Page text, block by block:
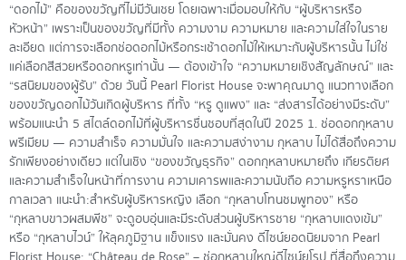
“ดอกไม้” คือของขวัญที่ไม่มีวันเชย โดยเฉพาะเมื่อมอบให้กับ “ผู้บริหารหรือ
หัวหน้า” เพราะเป็นของขวัญที่มีทั้ง ความงาม ความหมาย และความใส่ใจในราย
ละเอียด แต่การจะเลือกช่อดอกไม้หรือกระเช้าดอกไม้ให้เหมาะกับผู้บริหารนั้น ไม่ใช่
แค่เลือกสีสวยหรือดอกหรูเท่านั้น — ต้องเข้าใจ “ความหมายเชิงสัญลักษณ์” และ
“รสนิยมของผู้รับ” ด้วย วันนี้ Pearl Florist House จะพาคุณมาดู แนวทางเลือก
ของขวัญดอกไม้วันเกิดผู้บริหาร ที่ทั้ง “หรู ดูแพง” และ “ส่งสารได้อย่างมีระดับ”
พร้อมแนะนำ 5 สไตล์ดอกไม้ที่ผู้บริหารชื่นชอบที่สุดในปี 2025 1. ช่อดอกกุหลาบ
พรีเมียม — ความสำเร็จ ความมั่นใจ และความสง่างาม กุหลาบ ไม่ได้สื่อถึงความ
รักเพียงอย่างเดียว แต่ในเชิง “ของขวัญธุรกิจ” ดอกกุหลาบหมายถึง เกียรติยศ
และความสำเร็จในหน้าที่การงาน ความเคารพและความนับถือ ความหรูหราเหนือ
กาลเวลา แนะนำ:สำหรับผู้บริหารหญิง เลือก “กุหลาบโทนชมพูทอง” หรือ
“กุหลาบขาวผสมพีช” จะดูอบอุ่นและมีระดับส่วนผู้บริหารชาย “กุหลาบแดงเข้ม”
หรือ “กุหลาบไวน์” ให้ลุคภูมิฐาน แข็งแรง และมั่นคง ดีไซน์ยอดนิยมจาก Pearl